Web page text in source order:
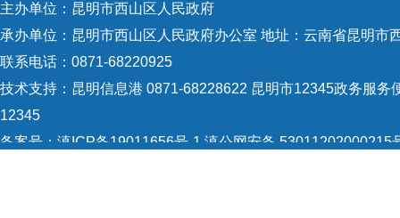
主办单位：昆明市西山区人民政府
承办单位：昆明市西山区人民政府办公室 地址：云南省昆明市
联系电话：0871-68220925
技术支持： 昆明信息港 0871-68228622 昆明市12345政务服务
12345
备案号： 滇ICP备19011656号-1 滇公网安备 53011202000215